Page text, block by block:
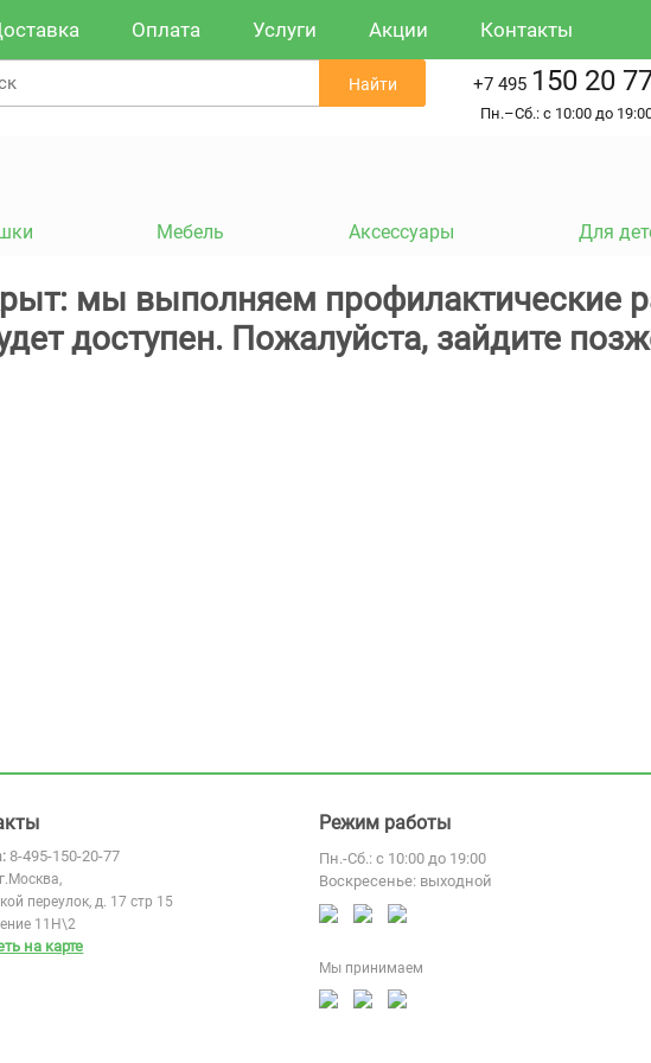
Оплата Услуги Акции Контакты
Найти +7 495 150 20
Пн.–Сб.: с 10:00 до
Мебель Аксессуары Для
мы выполняем профилактические
доступен. Пожалуйста, зайдите
8-495-150-20-77
г.Москва,
переулок, д. 17 стр 15
11Н\2
на карте
Режим работы
Пн.-Сб.: с 10:00 до 19:00
Воскресенье: выходной
Мы принимаем